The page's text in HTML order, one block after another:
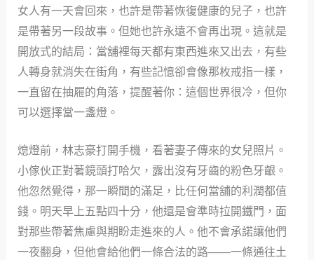
女人有一天會回來，也許是帶著恢復健康的兒子，也許
是帶著另一段故事。但她也許永遠不會再出現。這就是
開放式的結局：當舖裡每天都有東西進來又出去，有些
人轉身就消失在街角，有些記憶卻會像那枚戒指一樣，
一直留在抽屜的角落，提醒著你：這個世界很冷，但你
可以選擇當一盞燈。
熄燈前，林志豪打開手機，看著妻子傳來的女兒照片。
小傢伙正對著鏡頭打哈欠，露出沒有牙齒的粉色牙齦。
他忽然覺得，那一瞬間的滿足，比任何當舖的利潤都值
錢。明天早上五點四十分，他還是會準時拉開鐵門，面
對那些帶著焦慮與期盼走進來的人。他不會承諾讓他們
一夜翻身，但他會給他們一條合法的路——一條通往土